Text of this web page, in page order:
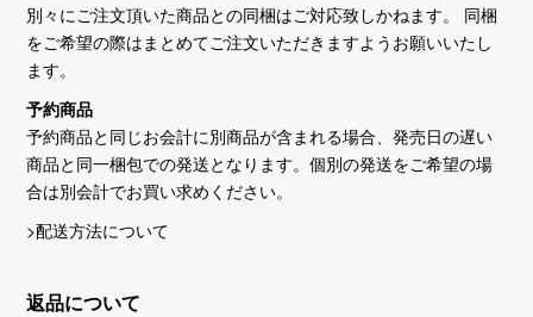
別々にご注文頂いた商品との同梱はご対応致しかねます。 同梱
をご希望の際はまとめてご注文いただきますようお願いいたし
ます。
予約商品
予約商品と同じお会計に別商品が含まれる場合、発売日の遅い
商品と同一梱包での発送となります。個別の発送をご希望の場
合は別会計でお買い求めください。
>配送方法について
返品について